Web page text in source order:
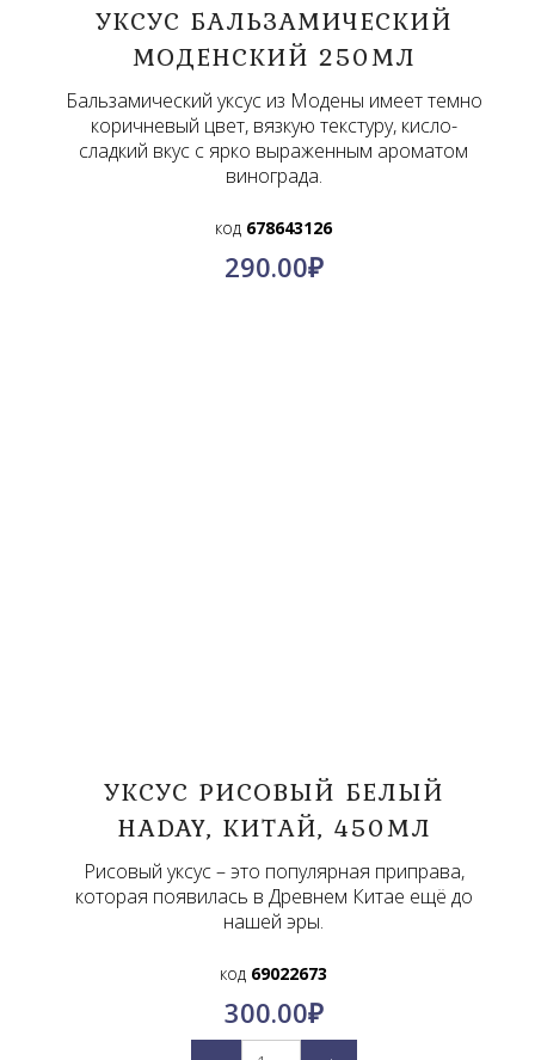
УКСУС БАЛЬЗАМИЧЕСКИЙ
МОДЕНСКИЙ 250МЛ
Бальзамический уксус из Модены имеет темно
коричневый цвет, вязкую текстуру, кисло-
сладкий вкус с ярко выраженным ароматом
винограда.
код 678643126
290.00₽
УКСУС РИСОВЫЙ БЕЛЫЙ
HADAY, КИТАЙ, 450МЛ
Рисовый уксус – это популярная приправа,
которая появилась в Древнем Китае ещё до
нашей эры.
код 69022673
300.00₽